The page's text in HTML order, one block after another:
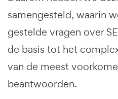
samengesteld, waarin
gestelde vragen over
de basis tot het
van de meest
beantwoorden.